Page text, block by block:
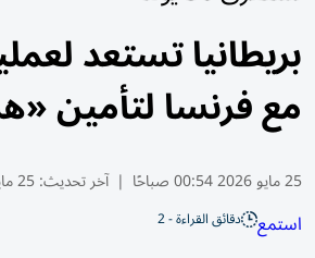
بريطانيا تستعد
مع فرنسا لتأمين
25 مايو 2026 00:54 صباحًا | آخر تحديث:25 مايو 00:55 2026
استمع دقائق القراءة - 2